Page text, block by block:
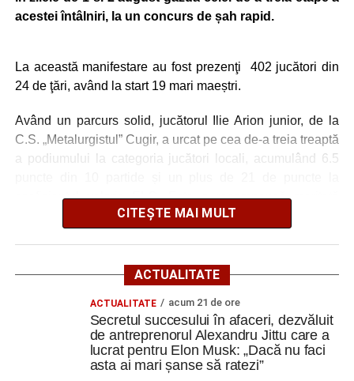
Iosif, Mâlnă, G. Cristea. Antrenor: Lucian Itu.
Hondorocu – Giurică, Morariu – Vreja, Viașu, Buțurcă –
Trip; rezerve Krupenschi, Fulga, Nițu, Mihăilă, Polgar, R.
Adaugă cugirinfo.ro ca sursă
preferată pe Google
Ultimele știri din Cugir
Cum și-a construit un informatician din Cugir propria
mașină solară. Vehiculul a ajuns și la o expoziție din
acestei întâlniri, la un concurs de șah rapid.
La această manifestare au fost prezenţi 402 jucători din
24 de ţări, având la start 19 mari maeștri.
Având un parcurs solid, jucătorul Ilie Arion junior, de la
C.S. „Metalurgistul” Cugir, a urcat pe cea de-a treia treaptă
a podiumului la categoria jucători locali, acumulând 6.5
coeficientul valoric ELO. Este o recompensă meritată
pentru tânărul jucător cugirean având în vedere că a fost
Ridicarea premiului a fost făcută de către maestrul Ovidiu
Crăciun, tânărul Ilie Arion grăbindu-se către următoarea
provocare a verii, etapa a patra de Grand Prix care se
desfășoară în perioada 3-10 august la Arad printr-un nou
concurs de șah clasic.
CITEȘTE MAI MULT
ACTUALITATE
ACTUALITATE acum 21 de ore
Secretul succesului în afaceri, dezvăluit
de antreprenorul Alexandru Jittu care a
lucrat pentru Elon Musk: „Dacă nu faci
asta ai mari șanse să ratezi”